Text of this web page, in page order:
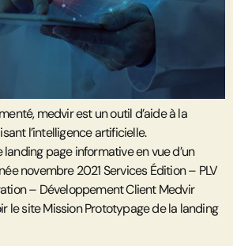
medvir est un outil d’aide à la
l’intelligence artificielle.
page informative en vue d’un
novembre 2021 Services Édition – PLV
– Développement Client Medvir
le site Mission Prototypage de la landing